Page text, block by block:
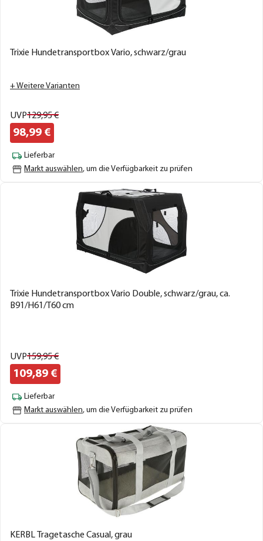
Trixie Hundetransportbox Vario, schwarz/grau
+ Weitere Varianten
UVP129,95€
98,99 €
Lieferbar
Markt auswählen, um die Verfügbarkeit zu prüfen
Trixie Hundetransportbox Vario Double, schwarz/grau, ca.
B91/H61/T60 cm
UVP159,95€
109,89 €
Lieferbar
Markt auswählen, um die Verfügbarkeit zu prüfen
KERBL Tragetasche Casual, grau